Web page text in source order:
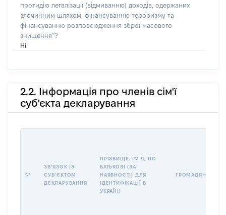
протидію легалізації (відмиванню) доходів, одержаних
злочинним шляхом, фінансуванню тероризму та
фінансуванню розповсюдження зброї масового
знищення”?
Ні
2.2. Інформація про членів сім'ї
суб'єкта декларування
№
ЗВʼЯЗОК ІЗ
СУБʼЄКТОМ
ДЕКЛАРУВАННЯ
ПРІЗВИЩЕ, ІМʼЯ, ПО
БАТЬКОВІ (ЗА
НАЯВНОСТІ) ДЛЯ
ІДЕНТИФІКАЦІЇ В
УКРАЇНІ
ГРОМАДЯНСТВО